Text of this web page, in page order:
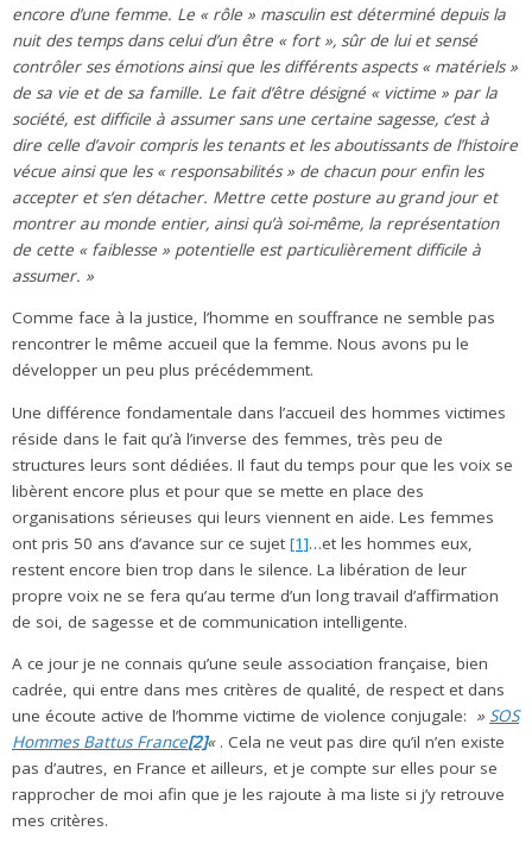
encore d’une femme. Le « rôle » masculin est déterminé depuis la
nuit des temps dans celui d’un être « fort », sûr de lui et sensé
contrôler ses émotions ainsi que les différents aspects « matériels »
de sa vie et de sa famille. Le fait d’être désigné « victime » par la
société, est difficile à assumer sans une certaine sagesse, c’est à
dire celle d’avoir compris les tenants et les aboutissants de l’histoire
vécue ainsi que les « responsabilités » de chacun pour enfin les
accepter et s’en détacher. Mettre cette posture au grand jour et
montrer au monde entier, ainsi qu’à soi-même, la représentation
de cette « faiblesse » potentielle est particulièrement difficile à
assumer. »
Comme face à la justice, l’homme en souffrance ne semble pas
rencontrer le même accueil que la femme. Nous avons pu le
développer un peu plus précédemment.
Une différence fondamentale dans l’accueil des hommes victimes
réside dans le fait qu’à l’inverse des femmes, très peu de
structures leurs sont dédiées. Il faut du temps pour que les voix se
libèrent encore plus et pour que se mette en place des
organisations sérieuses qui leurs viennent en aide. Les femmes
ont pris 50 ans d’avance sur ce sujet [1]…et les hommes eux,
restent encore bien trop dans le silence. La libération de leur
propre voix ne se fera qu’au terme d’un long travail d’affirmation
de soi, de sagesse et de communication intelligente.
A ce jour je ne connais qu’une seule association française, bien
cadrée, qui entre dans mes critères de qualité, de respect et dans
une écoute active de l’homme victime de violence conjugale: » SOS
Hommes Battus France[2]« . Cela ne veut pas dire qu’il n’en existe
pas d’autres, en France et ailleurs, et je compte sur elles pour se
rapprocher de moi afin que je les rajoute à ma liste si j’y retrouve
mes critères.